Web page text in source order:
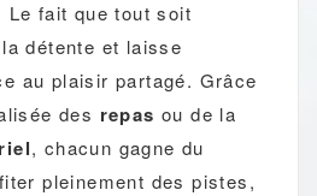
Le fait que tout soit
détente et laisse
au plaisir partagé. Grâce
des repas ou de la
, chacun gagne du
pleinement des pistes,